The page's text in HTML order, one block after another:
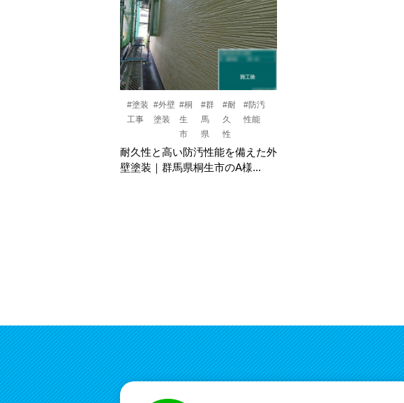
#塗装
工事
#外壁
塗装
#桐
生
市
#群
馬
県
#耐
久
性
#防汚
性能
耐久性と高い防汚性能を備えた外
壁塗装｜群馬県桐生市のA様...